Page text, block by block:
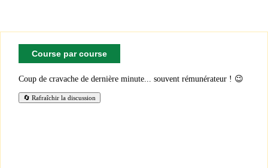
Course par course
Coup de cravache de dernière minute... souvent rémunérateur ! 😉
🔄 Rafraîchir la discussion